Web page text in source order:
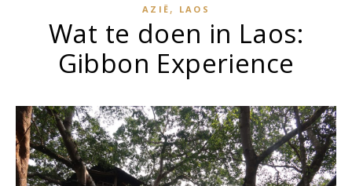
AZIË , LAOS
Wat te doen in Laos:
Gibbon Experience